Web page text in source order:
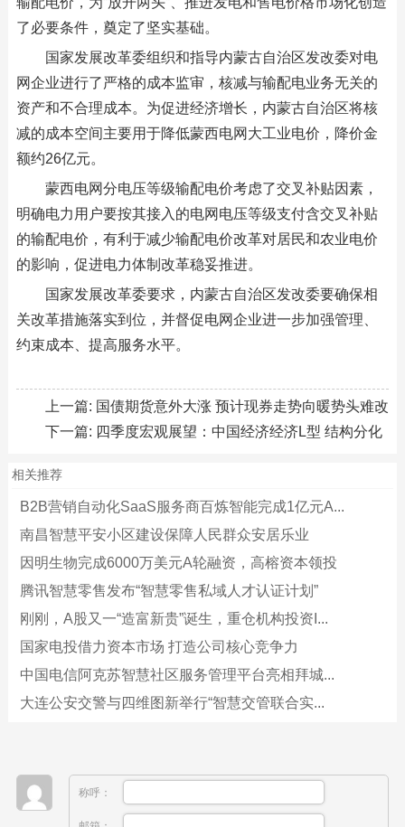
了必要条件，奠定了坚实基础。
国家发展改革委组织和指导内蒙古自治区发改委对电
网企业进行了严格的成本监审，核减与输配电业务无关的
资产和不合理成本。为促进经济增长，内蒙古自治区将核
减的成本空间主要用于降低蒙西电网大工业电价，降价金
额约26亿元。
蒙西电网分电压等级输配电价考虑了交叉补贴因素，
明确电力用户要按其接入的电网电压等级支付含交叉补贴
的输配电价，有利于减少输配电价改革对居民和农业电价
的影响，促进电力体制改革稳妥推进。
国家发展改革委要求，内蒙古自治区发改委要确保相
关改革措施落实到位，并督促电网企业进一步加强管理、
约束成本、提高服务水平。
上一篇: 国债期货意外大涨 预计现券走势向暖势头难改
下一篇: 四季度宏观展望：中国经济经济L型 结构分化
相关推荐
B2B营销自动化SaaS服务商百炼智能完成1亿元A...
南昌智慧平安小区建设保障人民群众安居乐业
因明生物完成6000万美元A轮融资，高榕资本领投
腾讯智慧零售发布“智慧零售私域人才认证计划”
刚刚，A股又一“造富新贵”诞生，重仓机构投资I...
国家电投借力资本市场 打造公司核心竞争力
中国电信阿克苏智慧社区服务管理平台亮相拜城...
大连公安交警与四维图新举行“智慧交管联合实...
称呼：